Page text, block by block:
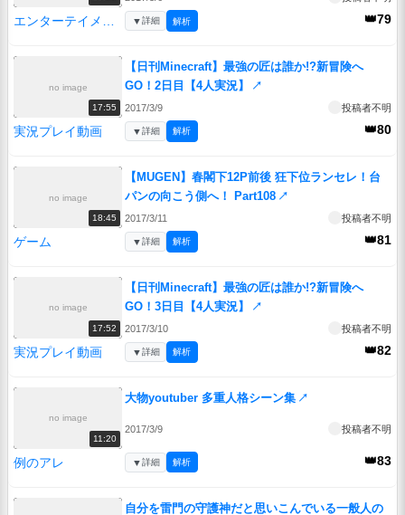
エンターテイメント 👑79
▼詳細 解析
no image
17:55
【日刊Minecraft】最強の匠は誰か!?新冒険へ
GO！2日目【4人実況】
↗
2017/3/9 投稿者不明
実況プレイ動画 👑80
▼詳細 解析
no image
18:45
【MUGEN】春閣下12P前後 狂下位ランセレ！台
パンの向こう側へ！ Part108 ↗
2017/3/11 投稿者不明
ゲーム 👑81
▼詳細 解析
no image
17:52
【日刊Minecraft】最強の匠は誰か!?新冒険へ
GO！3日目【4人実況】
↗
2017/3/10 投稿者不明
実況プレイ動画 👑82
▼詳細 解析
no image
11:20
大物youtuber 多重人格シーン集 ↗
2017/3/9 投稿者不明
例のアレ 👑83
▼詳細 解析
自分を雷門の守護神だと思いこんでいる一般人の